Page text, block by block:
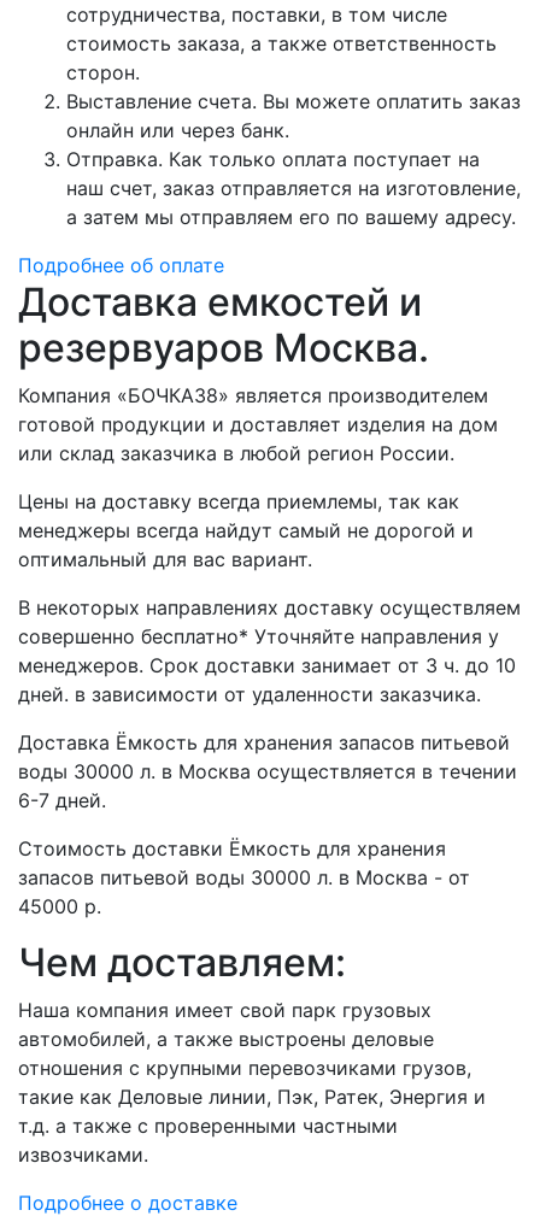
сотрудничества, поставки, в том числе
стоимость заказа, а также ответственность
сторон.
Выставление счета. Вы можете оплатить заказ
онлайн или через банк.
Отправка. Как только оплата поступает на
наш счет, заказ отправляется на изготовление,
а затем мы отправляем его по вашему адресу.
Подробнее об оплате
Доставка емкостей и
резервуаров Москва.
Компания «БОЧКА38» является производителем
готовой продукции и доставляет изделия на дом
или склад заказчика в любой регион России.
Цены на доставку всегда приемлемы, так как
менеджеры всегда найдут самый не дорогой и
оптимальный для вас вариант.
В некоторых направлениях доставку осуществляем
совершенно бесплатно* Уточняйте направления у
менеджеров. Срок доставки занимает от 3 ч. до 10
дней. в зависимости от удаленности заказчика.
Доставка Ёмкость для хранения запасов питьевой
воды 30000 л. в Москва осуществляется в течении
6-7 дней.
Стоимость доставки Ёмкость для хранения
запасов питьевой воды 30000 л. в Москва - от
45000 р.
Чем доставляем:
Наша компания имеет свой парк грузовых
автомобилей, а также выстроены деловые
отношения с крупными перевозчиками грузов,
такие как Деловые линии, Пэк, Ратек, Энергия и
т.д. а также с проверенными частными
извозчиками.
Подробнее о доставке